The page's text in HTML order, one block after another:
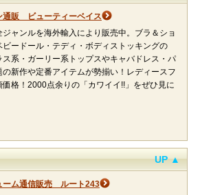
通販 ビューティーベイス
ャンルを海外輸入により販売中。ブラ＆ショ
ードール・テディ・ボディストッキングの
系・ガーリー系トップスやキャバドレス・パ
新作や定番アイテムが勢揃い！レディースフ
価格！2000点余りの「カワイイ!!」をぜひ見に
UP ▲
ーム通信販売 ルート243